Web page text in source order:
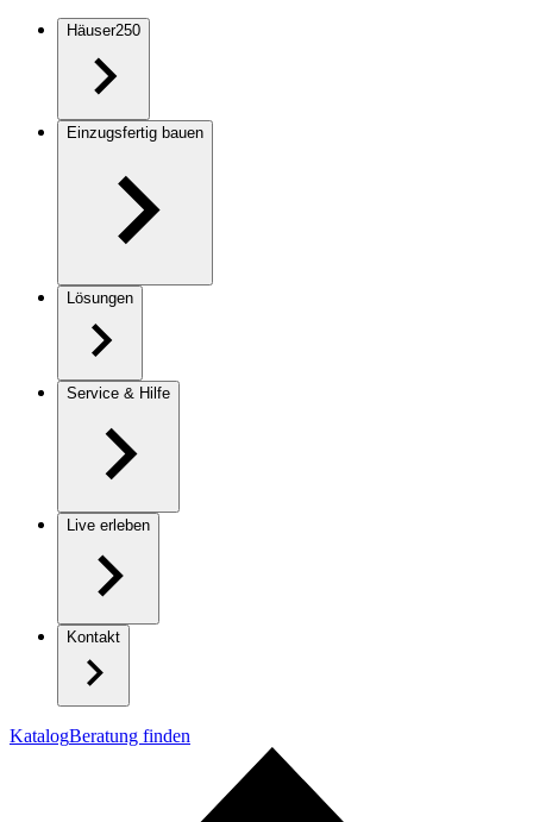
Häuser250
Einzugsfertig bauen
Lösungen
Service & Hilfe
Live erleben
Kontakt
KatalogBeratung finden